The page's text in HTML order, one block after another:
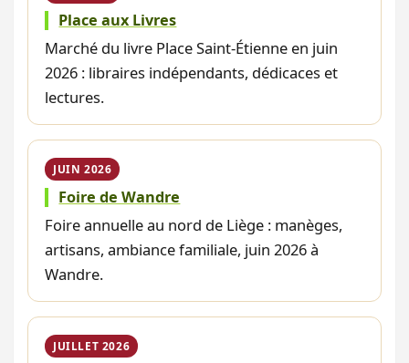
Place aux Livres
Marché du livre Place Saint-Étienne en juin
2026 : libraires indépendants, dédicaces et
lectures.
JUIN 2026
Foire de Wandre
Foire annuelle au nord de Liège : manèges,
artisans, ambiance familiale, juin 2026 à
Wandre.
JUILLET 2026